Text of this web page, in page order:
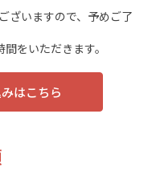
ざいますので、予めご了
をいただきます。
はこちら